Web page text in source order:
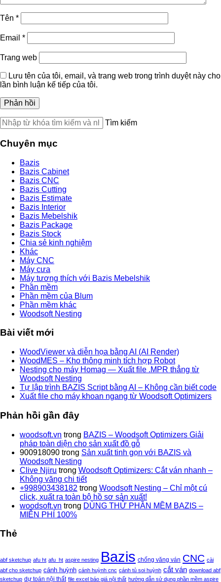
Tên *
Email *
Trang web
Lưu tên của tôi, email, và trang web trong trình duyệt này cho
lần bình luận kế tiếp của tôi.
Tìm kiếm
Chuyên mục
Bazis
Bazis Cabinet
Bazis CNC
Bazis Cutting
Bazis Estimate
Bazis Interior
Bazis Mebelshik
Bazis Package
Bazis Stock
Chia sẻ kinh nghiệm
Khác
Máy CNC
Máy cưa
Máy tương thích với Bazis Mebelshik
Phần mềm
Phần mềm của Blum
Phần mềm khác
Woodsoft Nesting
Bài viết mới
WoodViewer và diễn họa bằng AI (AI Render)
WoodMES – Kho thông minh tích hợp Robot
Nesting cho máy Homag — Xuất file .MPR thẳng từ
Woodsoft Nesting
Tự lập trình BAZIS Script bằng AI – Không cần biết code
Xuất file cho máy khoan ngang từ Woodsoft Optimizers
Phản hồi gần đây
woodsoft.vn trong BAZIS – Woodsoft Optimizers Giải
pháp toàn diện cho sản xuất đồ gỗ
900918090 trong Sản xuất tinh gọn với BAZIS và
Woodsoft Nesting
Clive Njiru trong Woodsoft Optimizers: Cắt ván nhanh –
Không văng chi tiết
+998903438182 trong Woodsoft Nesting – Chỉ một cú
click, xuất ra toàn bộ hồ sơ sản xuất!
woodsoft.vn trong DÙNG THỬ PHẦN MỀM BAZIS –
MIỄN PHÍ 100%
Thẻ
abf sketchup afu ht afu_ht aspire nesting Bazis chống văng ván CNC cài
abf cho sketchup cánh huỳnh cánh huỳnh cnc cánh tủ soi huỳnh cắt ván download abf
sketchup dự toán nội thất file excel báo giá nội thất hướng dẫn sử dụng phần mềm aspire